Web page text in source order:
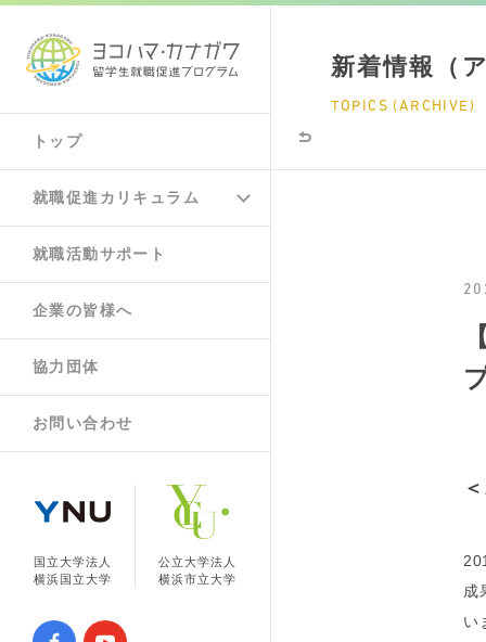
トップ
就職促進カリキュラム
就職活動サポート
企業の皆様へ
協力団体
お問い合わせ
国立大学法人
横浜国立大学
公立大学法人
横浜市立大学
新着情報（
TOPICS (ARCHIVE)
成
い